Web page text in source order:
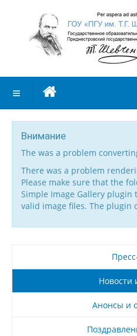
Внимание
The was a problem
There was a problem
Please make sure that the
Simple Image Gallery plugin
valid image files. The plugin
Новости
Анонсы и